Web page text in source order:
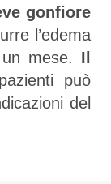
gonfiore
l’edema
mese. Il
può
del